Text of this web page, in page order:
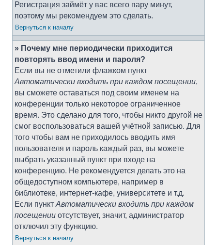
Регистрация займёт у вас всего пару минут,
поэтому мы рекомендуем это сделать.
Вернуться к началу
» Почему мне периодически приходится
повторять ввод имени и пароля?
Если вы не отметили флажком пункт
Автоматически входить при каждом посещении,
вы сможете оставаться под своим именем на
конференции только некоторое ограниченное
время. Это сделано для того, чтобы никто другой не
смог воспользоваться вашей учётной записью. Для
того чтобы вам не приходилось вводить имя
пользователя и пароль каждый раз, вы можете
выбрать указанный пункт при входе на
конференцию. Не рекомендуется делать это на
общедоступном компьютере, например в
библиотеке, интернет-кафе, университете и т.д.
Если пункт Автоматически входить при каждом
посещении отсутствует, значит, администратор
отключил эту функцию.
Вернуться к началу